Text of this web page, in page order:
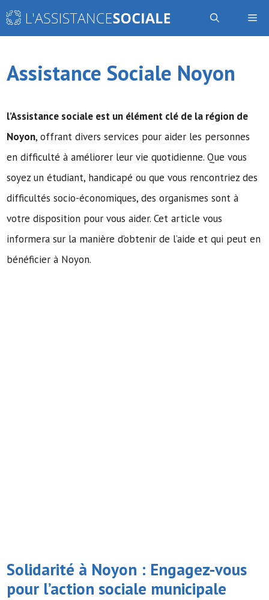
Aller
Assistance Sociale Noyon
l’Assistance sociale est un élément clé de la région de
Noyon, offrant divers services pour aider les personnes
en difficulté à améliorer leur vie quotidienne. Que vous
soyez un étudiant, handicapé ou que vous rencontriez des
difficultés socio-économiques, des organismes sont à
votre disposition pour vous aider. Cet article vous
informera sur la manière d’obtenir de l’aide et qui peut en
bénéficier à Noyon.
Solidarité à Noyon : Engagez-vous
pour l’action sociale municipale